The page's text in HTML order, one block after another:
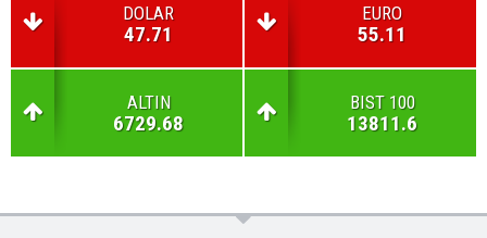
DOLAR
47.71
EURO
55.11
ALTIN
6729.68
BIST 100
13811.6